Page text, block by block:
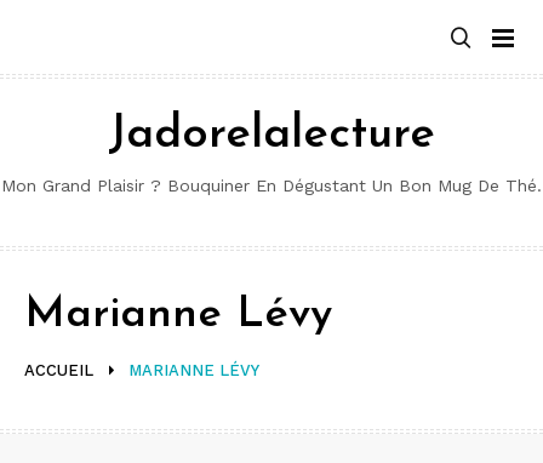
contenu
Jadorelalecture
Mon Grand Plaisir ? Bouquiner En Dégustant Un Bon Mug De Thé.
ACCUEIL MARIANNE LÉVY
Marianne Lévy